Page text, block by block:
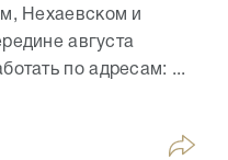
Нехаевском и
августа
по адресам: ...